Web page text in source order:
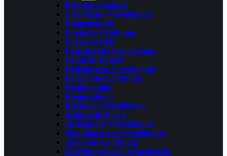
Belgrader Gambit
Caro-Kann Verteidigung
Damengambit
Englische Eröffnung
Evans Gambit
Französische Verteidigung
Grünfeld-Indisch
Holländische Verteidigung
Italienische Eröffnung
Königsgambit
Königsindisch
Russische Verteidigung
Schottische Partie
Sizilianische Verteidigung
Skandinavische Verteidigung
Spanische Eröffnung
Eröffnungsfallen/ Schachtricks